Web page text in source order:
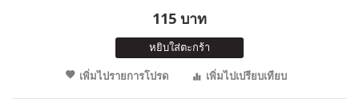
115 บาท
หยิบใส่ตะกร้า
เพิ่มไปรายการโปรด
เพิ่มไปเปรียบเทียบ